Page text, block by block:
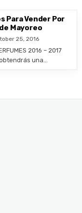
Para Vender Por
Mayoreo
25, 2016
2016 – 2017
una…